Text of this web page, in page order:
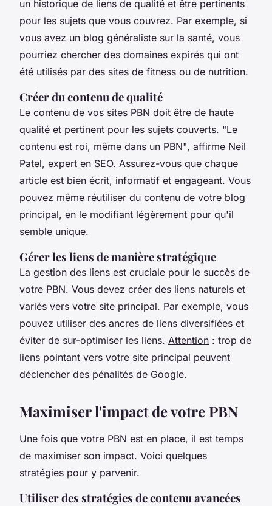
un historique de liens de qualité et être pertinents
pour les sujets que vous couvrez. Par exemple, si
vous avez un blog généraliste sur la santé, vous
pourriez chercher des domaines expirés qui ont
été utilisés par des sites de fitness ou de nutrition.
Créer du contenu de qualité
Le contenu de vos sites PBN doit être de haute
qualité et pertinent pour les sujets couverts. "Le
contenu est roi, même dans un PBN", affirme Neil
Patel, expert en SEO. Assurez-vous que chaque
article est bien écrit, informatif et engageant. Vous
pouvez même réutiliser du contenu de votre blog
principal, en le modifiant légèrement pour qu'il
semble unique.
Gérer les liens de manière stratégique
La gestion des liens est cruciale pour le succès de
votre PBN. Vous devez créer des liens naturels et
variés vers votre site principal. Par exemple, vous
pouvez utiliser des ancres de liens diversifiées et
éviter de sur-optimiser les liens. Attention : trop de
liens pointant vers votre site principal peuvent
déclencher des pénalités de Google.
Maximiser l'impact de votre PBN
Une fois que votre PBN est en place, il est temps
de maximiser son impact. Voici quelques
stratégies pour y parvenir.
Utiliser des stratégies de contenu avancées